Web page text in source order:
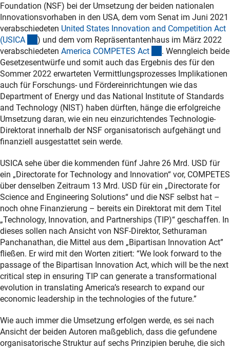
Foundation (NSF) bei der Umsetzung der beiden nationalen
Innovationsvorhaben in den USA, dem vom Senat im Juni 2021
verabschiedeten United States Innovation and Competition Act
(USICA (externer Link)
) und dem vom Repräsentantenhaus im März 2022
verabschiedeten America COMPETES Act (externer Link)
. Wenngleich beide
Gesetzesentwürfe und somit auch das Ergebnis des für den
Sommer 2022 erwarteten Vermittlungsprozesses Implikationen
auch für Forschungs- und Fördereinrichtungen wie das
Department of Energy und das National Institute of Standards
and Technology (NIST) haben dürften, hänge die erfolgreiche
Umsetzung daran, wie ein neu einzurichtendes Technologie-
Direktorat innerhalb der NSF organisatorisch aufgehängt und
finanziell ausgestattet sein werde.
USICA sehe über die kommenden fünf Jahre 26 Mrd. USD für
ein „Directorate for Technology and Innovation“ vor, COMPETES
über denselben Zeitraum 13 Mrd. USD für ein „Directorate for
Science and Engineering Solutions“ und die NSF selbst hat –
noch ohne Finanzierung – bereits ein Direktorat mit dem Titel
„Technology, Innovation, and Partnerships (TIP)“ geschaffen. In
dieses sollen nach Ansicht von NSF-Direktor, Sethuraman
Panchanathan, die Mittel aus dem „Bipartisan Innovation Act”
fließen. Er wird mit den Worten zitiert: “We look forward to the
passage of the Bipartisan Innovation Act, which will be the next
critical step in ensuring TIP can generate a transformational
evolution in translating America’s research to expand our
economic leadership in the technologies of the future.”
Wie auch immer die Umsetzung erfolgen werde, es sei nach
Ansicht der beiden Autoren maßgeblich, dass die gefundene
organisatorische Struktur auf sechs Prinzipien beruhe, die sich